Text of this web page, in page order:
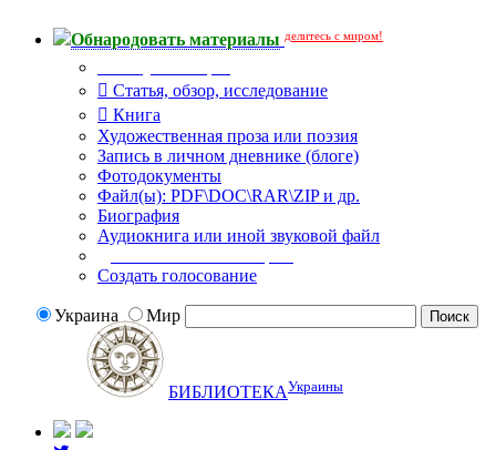
Обнародовать материалы делитесь с миром!
Статья, обзор, исследование
Книга
Художественная проза или поэзия
Запись в личном дневнике (блоге)
Фотодокументы
Файл(ы): PDF\DOC\RAR\ZIP и др.
Биография
Аудиокнига или иной звуковой файл
Создать голосование
Украина Мир
БИБЛИОТЕКАУкраины